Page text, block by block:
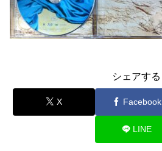
シェアする
X Facebook
LINE